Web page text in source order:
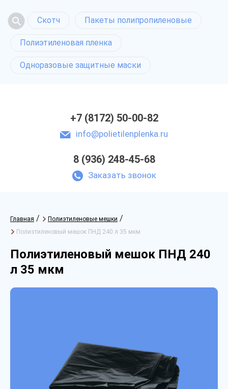
Скотч Пакеты полипропиленовые
Полиэтиленовая пленка
Одноразовые защитные маски
+7 (8172) 50-00-82
info@polietilenplenka.ru
8 (936) 248-45-68
Заказать звонок
Главная / Полиэтиленовые мешки /
Полиэтиленовый мешок ПНД 240 л 35 мкм
Полиэтиленовый мешок ПНД 240
л 35 мкм